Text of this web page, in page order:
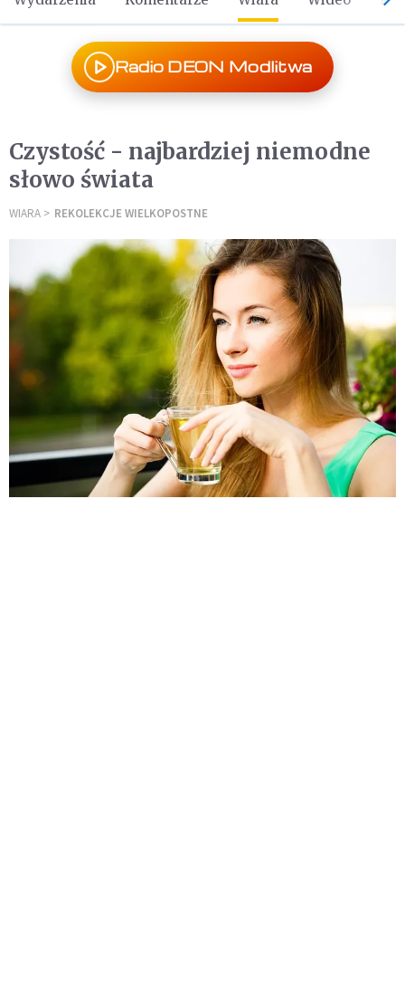
Radio DEON Modlitwa
Czystość - najbardziej niemodne
słowo świata
WIARA REKOLEKCJE WIELKOPOSTNE